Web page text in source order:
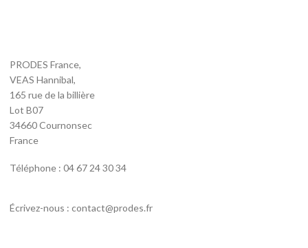
PRODES France,
VEAS Hannibal,
165 rue de la billière
Lot B07
34660 Cournonsec
France
Téléphone : 04 67 24 30 34
Écrivez-nous : contact@prodes.fr